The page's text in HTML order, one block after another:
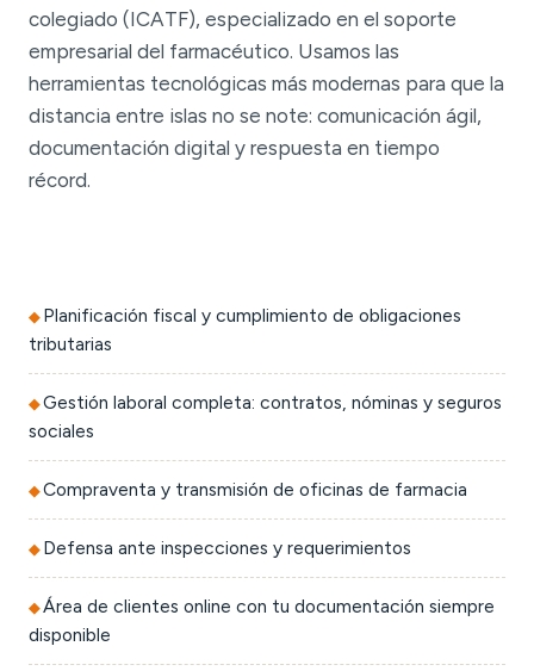
colegiado (ICATF), especializado en el soporte
empresarial del farmacéutico. Usamos las
herramientas tecnológicas más modernas para que la
distancia entre islas no se note: comunicación ágil,
documentación digital y respuesta en tiempo
récord.
Planificación fiscal y cumplimiento de obligaciones
tributarias
Gestión laboral completa: contratos, nóminas y seguros
sociales
Compraventa y transmisión de oficinas de farmacia
Defensa ante inspecciones y requerimientos
Área de clientes online con tu documentación siempre
disponible